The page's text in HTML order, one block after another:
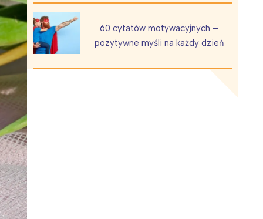
60 cytatów motywacyjnych –
pozytywne myśli na każdy dzień